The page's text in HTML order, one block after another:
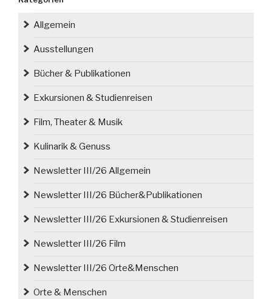
digital
verfügbar“
Allgemein
Ausstellungen
Bücher & Publikationen
Exkursionen & Studienreisen
Film, Theater & Musik
Kulinarik & Genuss
Newsletter III/26 Allgemein
Newsletter III/26 Bücher&Publikationen
Newsletter III/26 Exkursionen & Studienreisen
Newsletter III/26 Film
Newsletter III/26 Orte&Menschen
Orte & Menschen